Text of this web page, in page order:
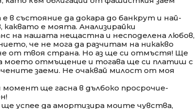
в състояние да докара до банкрут и най-
е моята. Анализирайки
на нашата нещастна и несподелена любов,
че не мога да разчитам на никакво
от твоя страна. Но аз ще си отмъстя! Ще
моето отмъщение и тогава ще си платиш с
заеми. Не очаквай милост от моя
момент ще гасна в дълбоко просрочие-
успее да амортизира моите чувства,